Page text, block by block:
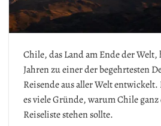
Chile, das Land am Ende der
Jahren zu einer der begehrtesten
Reisende aus aller Welt entwickelt.
es viele Gründe, warum Chile
Reiseliste stehen sollte.